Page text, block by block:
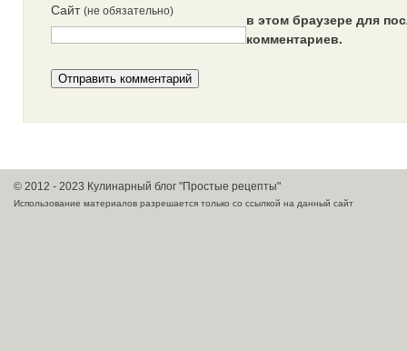
Сайт (не обязательно)
в этом браузере для
комментариев.
© 2012 - 2023 Кулинарный блог "Простые рецепты"
Использование материалов разрешается только со ссылкой на данный сайт